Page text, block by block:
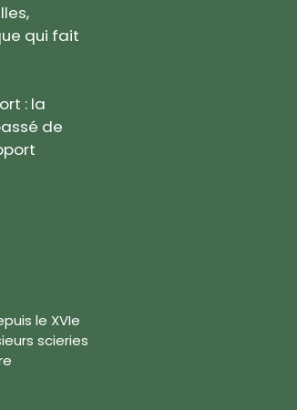
qui fait
: la
de
le XVIe
scieries